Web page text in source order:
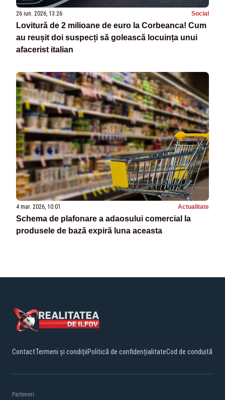
26 iun. 2026, 13:26 Social
Lovitură de 2 milioane de euro la Corbeanca! Cum
au reușit doi suspecți să golească locuința unui
afacerist italian
4 mar. 2026, 10:01 Actualitate
Schema de plafonare a adaosului comercial la
produsele de bază expiră luna aceasta
ContactTermeni și condițiiPolitică de confidențialitateCod de conduită
Parteneri: